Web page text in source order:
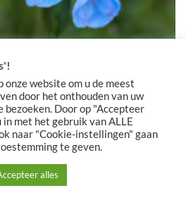
virginica
4,50-€12,50 Prijsklasse:
€4,50
tot
€12,50
©Meeuwissen Voorhout
website om u de meest
door het onthouden van uw
bezoeken. Door op "Accepteer
met het gebruik van ALLE
naar "Cookie-instellingen" gaan
te geven.
alles